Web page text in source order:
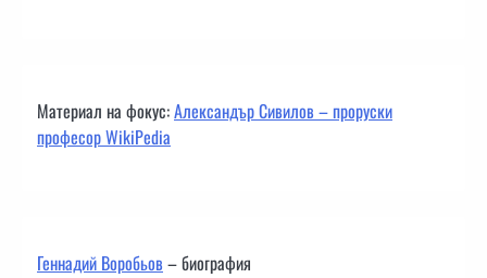
Материал на фокус:Александър Сивилов – проруски
професор WikiPedia
Геннадий Воробьов– биография